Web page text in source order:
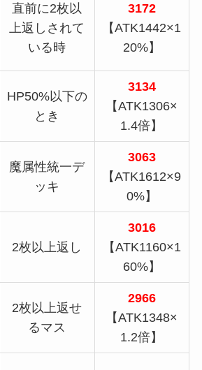
直前に2枚以
上返しされて
いる時
3172
【ATK1442×1
20%】
HP50%以下の
とき
3134
【ATK1306×
1.4倍】
魔属性統一デ
ッキ
3063
【ATK1612×9
0%】
2枚以上返し
3016
【ATK1160×1
60%】
2枚以上返せ
るマス
2966
【ATK1348×
1.2倍】